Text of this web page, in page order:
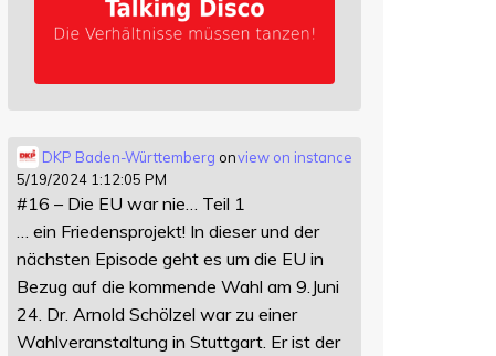
view on instance
DKP Baden-Württemberg on
5/19/2024 1:12:05 PM
#16 – Die EU war nie… Teil 1
… ein Friedensprojekt! In dieser und der
nächsten Episode geht es um die EU in
Bezug auf die kommende Wahl am 9.Juni
24. Dr. Arnold Schölzel war zu einer
Wahlveranstaltung in Stuttgart. Er ist der